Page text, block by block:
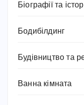
Біографії та
Бодибілдинг
Будівництво та
Ванна кімната